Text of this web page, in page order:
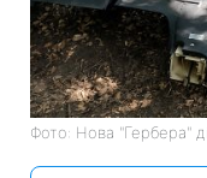
Фото: Нова "Гербера"